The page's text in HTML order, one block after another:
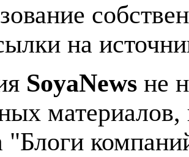
на
SoyaNews не
"Блоги